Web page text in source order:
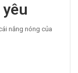
nắng nóng của